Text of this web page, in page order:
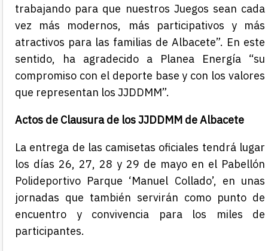
trabajando para que nuestros Juegos sean cada
vez más modernos, más participativos y más
atractivos para las familias de Albacete”. En este
sentido, ha agradecido a Planea Energía “su
compromiso con el deporte base y con los valores
que representan los JJDDMM”.
Actos de Clausura de los JJDDMM de Albacete
La entrega de las camisetas oficiales tendrá lugar
los días 26, 27, 28 y 29 de mayo en el Pabellón
Polideportivo Parque ‘Manuel Collado’, en unas
jornadas que también servirán como punto de
encuentro y convivencia para los miles de
participantes.